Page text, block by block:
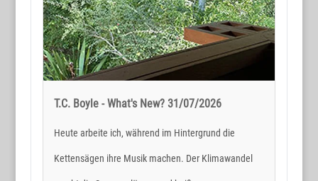
T.C. Boyle - What's New? 31/07/2026
Heute arbeite ich, während im Hintergrund die
Kettensägen ihre Musik machen. Der Klimawandel